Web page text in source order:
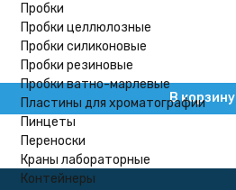
Пробки
Пробки целлюлозные
Пробки силиконовые
Пробки резиновые
Пробки ватно-марлевые
Пластины для хроматографии
Пинцеты
Переноски
Краны лабораторные
Контейнеры
В корзину